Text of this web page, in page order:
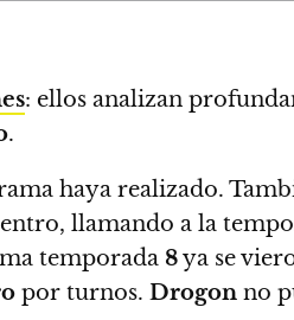
: ellos analizan
.
haya realizado.
llamando a la
temporada 8ya se
por turnos. Drogon no